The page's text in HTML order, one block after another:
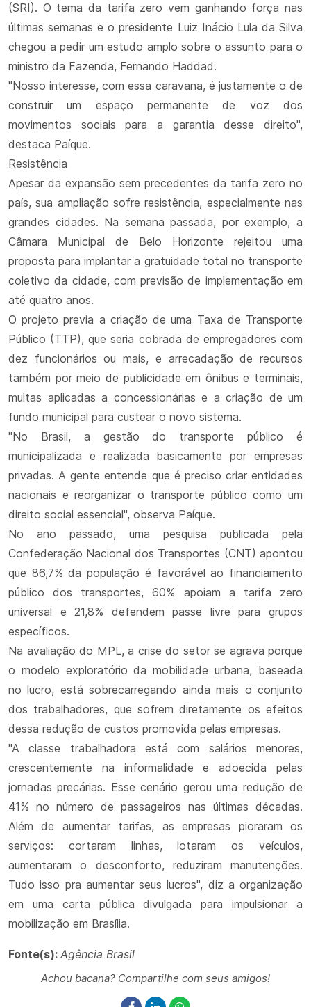
(SRI). O tema da tarifa zero vem ganhando força nas
últimas semanas e o presidente Luiz Inácio Lula da Silva
chegou a pedir um estudo amplo sobre o assunto para o
ministro da Fazenda, Fernando Haddad.
"Nosso interesse, com essa caravana, é justamente o de
construir um espaço permanente de voz dos
movimentos sociais para a garantia desse direito",
destaca Paíque.
Resistência
Apesar da expansão sem precedentes da tarifa zero no
país, sua ampliação sofre resistência, especialmente nas
grandes cidades. Na semana passada, por exemplo, a
Câmara Municipal de Belo Horizonte rejeitou uma
proposta para implantar a gratuidade total no transporte
coletivo da cidade, com previsão de implementação em
até quatro anos.
O projeto previa a criação de uma Taxa de Transporte
Público (TTP), que seria cobrada de empregadores com
dez funcionários ou mais, e arrecadação de recursos
também por meio de publicidade em ônibus e terminais,
multas aplicadas a concessionárias e a criação de um
fundo municipal para custear o novo sistema.
"No Brasil, a gestão do transporte público é
municipalizada e realizada basicamente por empresas
privadas. A gente entende que é preciso criar entidades
nacionais e reorganizar o transporte público como um
direito social essencial", observa Paíque.
No ano passado, uma pesquisa publicada pela
Confederação Nacional dos Transportes (CNT) apontou
que 86,7% da população é favorável ao financiamento
público dos transportes, 60% apoiam a tarifa zero
universal e 21,8% defendem passe livre para grupos
específicos.
Na avaliação do MPL, a crise do setor se agrava porque
o modelo exploratório da mobilidade urbana, baseada
no lucro, está sobrecarregando ainda mais o conjunto
dos trabalhadores, que sofrem diretamente os efeitos
dessa redução de custos promovida pelas empresas.
"A classe trabalhadora está com salários menores,
crescentemente na informalidade e adoecida pelas
jornadas precárias. Esse cenário gerou uma redução de
41% no número de passageiros nas últimas décadas.
Além de aumentar tarifas, as empresas pioraram os
serviços: cortaram linhas, lotaram os veículos,
aumentaram o desconforto, reduziram manutenções.
Tudo isso pra aumentar seus lucros", diz a organização
em uma carta pública divulgada para impulsionar a
mobilização em Brasília.
Fonte(s): Agência Brasil
Achou bacana? Compartilhe com seus amigos!